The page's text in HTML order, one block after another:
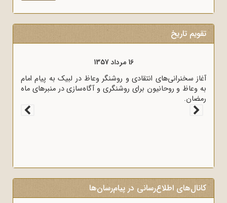
تقویم تاریخ
16 مرداد 1357
آغاز سخنرانی‌های انتقادی و روشنگر وعاظ در لبیک به پیام امام
به وعاظ و روحانیون برای روشنگری و آگاه‌سازی در منبرهای ماه
رمضان.
کانال‌های اطلاع‌رسانی در پیام‌رسان‌ها